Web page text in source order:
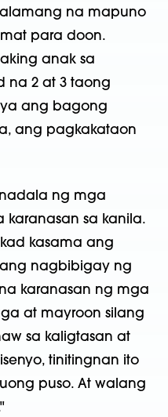
na mapuno
para doon.
anak sa
na 2 at 3 taong
ang bagong
ang pagkakataon
ng mga
sa kanila.
kasama ang
nagbibigay ng
karanasan ng mga
at mayroon silang
sa kaligtasan at
tinitingnan ito
puso. At walang